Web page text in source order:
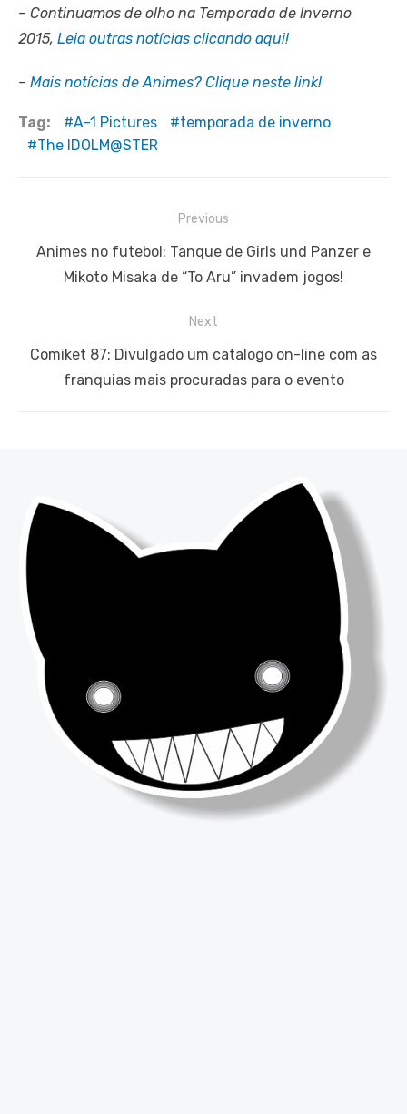
– Continuamos de olho na Temporada de Inverno
2015, Leia outras notícias clicando aqui!
– Mais notícias de Animes? Clique neste link!
Tag: A-1 Pictures
temporada de inverno
The IDOLM@STER
de
Previous
Previous
Animes no futebol: Tanque de Girls und Panzer e
Mikoto Misaka de “To Aru” invadem jogos!
Next
Next
Comiket 87: Divulgado um catalogo on-line com as
franquias mais procuradas para o evento